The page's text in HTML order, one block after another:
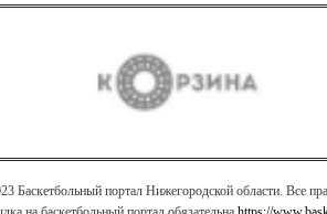
Баскетбольный портал Нижегородской области. Все